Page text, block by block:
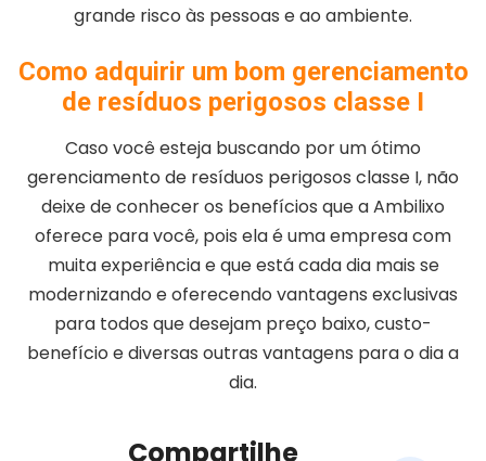
grande risco às pessoas e ao ambiente.
Como adquirir um bom gerenciamento
de resíduos perigosos classe I
Caso você esteja buscando por um ótimo
gerenciamento de resíduos perigosos classe I, não
deixe de conhecer os benefícios que a Ambilixo
oferece para você, pois ela é uma empresa com
muita experiência e que está cada dia mais se
modernizando e oferecendo vantagens exclusivas
para todos que desejam preço baixo, custo-
benefício e diversas outras vantagens para o dia a
dia.
Compartilhe